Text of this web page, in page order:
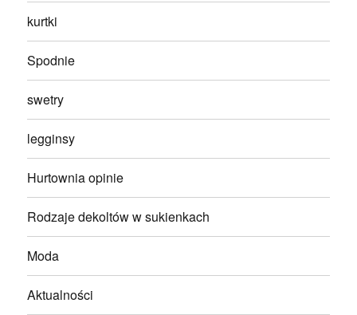
kurtki
Spodnie
swetry
legginsy
Hurtownia opinie
Rodzaje dekoltów w sukienkach
Moda
Aktualności